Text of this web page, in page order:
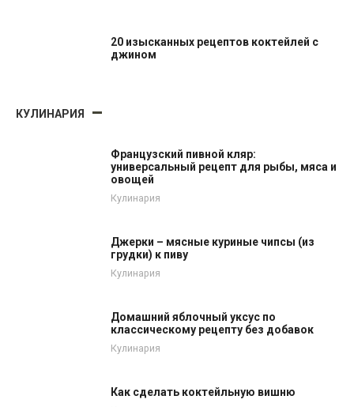
20 изысканных рецептов коктейлей с
джином
КУЛИНАРИЯ
Французский пивной кляр:
универсальный рецепт для рыбы, мяса и
овощей
Кулинария
Джерки – мясные куриные чипсы (из
грудки) к пиву
Кулинария
Домашний яблочный уксус по
классическому рецепту без добавок
Кулинария
Как сделать коктейльную вишню